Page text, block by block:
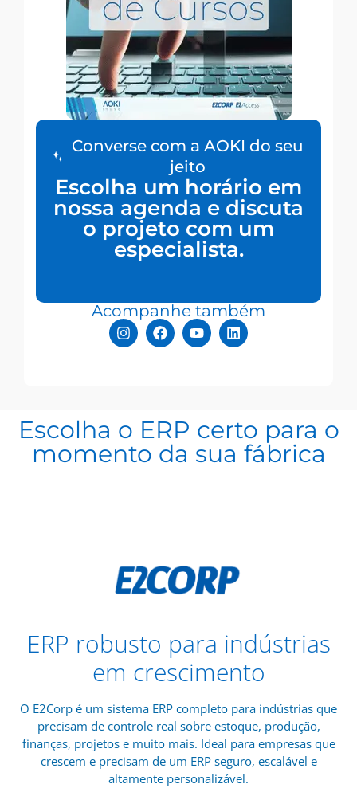
Converse com a AOKI do seu
jeito
Escolha um horário em
nossa agenda e discuta
o projeto com um
especialista.
Acompanhe também
Escolha o ERP certo para o
momento da sua fábrica
ERP robusto para indústrias
em crescimento
O E2Corp é um sistema ERP completo para indústrias que
precisam de controle real sobre estoque, produção,
finanças, projetos e muito mais. Ideal para empresas que
crescem e precisam de um ERP seguro, escalável e
altamente personalizável.